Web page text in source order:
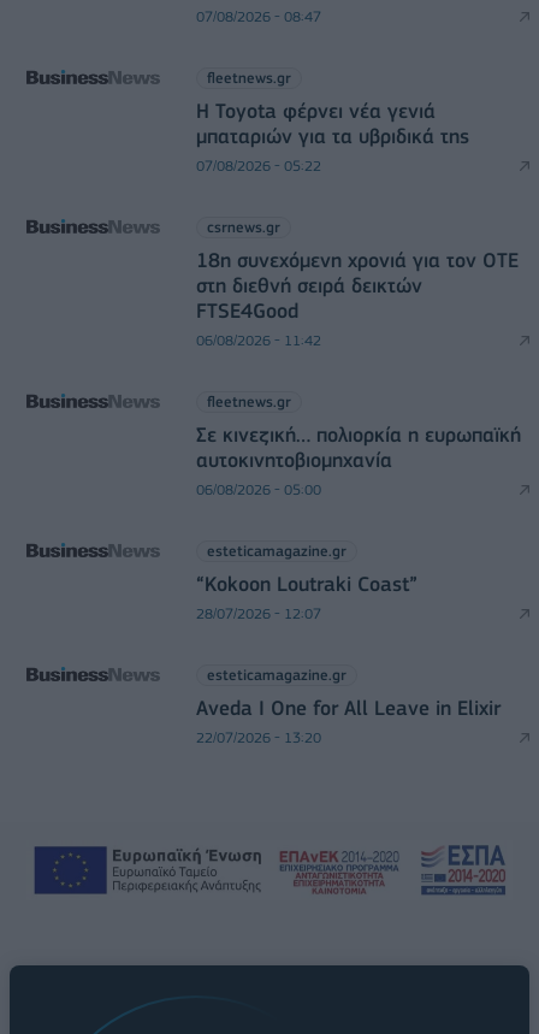
07/08/2026 - 08:47
fleetnews.gr
Η Toyota φέρνει νέα γενιά
μπαταριών για τα υβριδικά της
07/08/2026 - 05:22
csrnews.gr
18η συνεχόμενη χρονιά για τον ΟΤΕ
στη διεθνή σειρά δεικτών
FTSE4Good
06/08/2026 - 11:42
fleetnews.gr
Σε κινεζική… πολιορκία η ευρωπαϊκή
αυτοκινητοβιομηχανία
06/08/2026 - 05:00
esteticamagazine.gr
“Kokoon Loutraki Coast”
28/07/2026 - 12:07
esteticamagazine.gr
Aveda I One for All Leave in Elixir
22/07/2026 - 13:20